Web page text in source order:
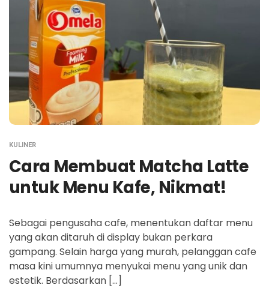
KULINER
Cara Membuat Matcha Latte
untuk Menu Kafe, Nikmat!
Sebagai pengusaha cafe, menentukan daftar menu
yang akan ditaruh di display bukan perkara
gampang. Selain harga yang murah, pelanggan cafe
masa kini umumnya menyukai menu yang unik dan
estetik. Berdasarkan […]